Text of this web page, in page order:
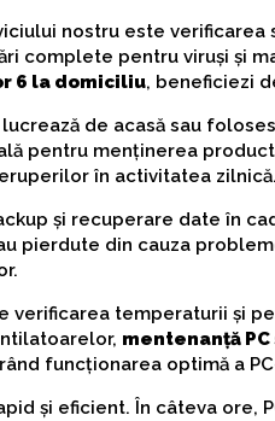
nostru este verificarea
complete pentru viruși și
6 la domiciliu, beneficiezi
de acasă sau
pentru menținerea
în activitatea zilnică.
și recuperare date în
pierdute din cauza
verificarea temperaturii și
mentenanță
funcționarea optimă a
și eficient. În câteva ore,